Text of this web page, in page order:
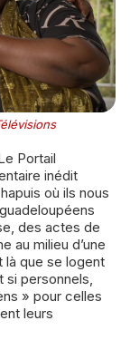
inédit
où ils nous
des actes de
au milieu d’une
là que se logent
si personnels,
» pour celles
leurs